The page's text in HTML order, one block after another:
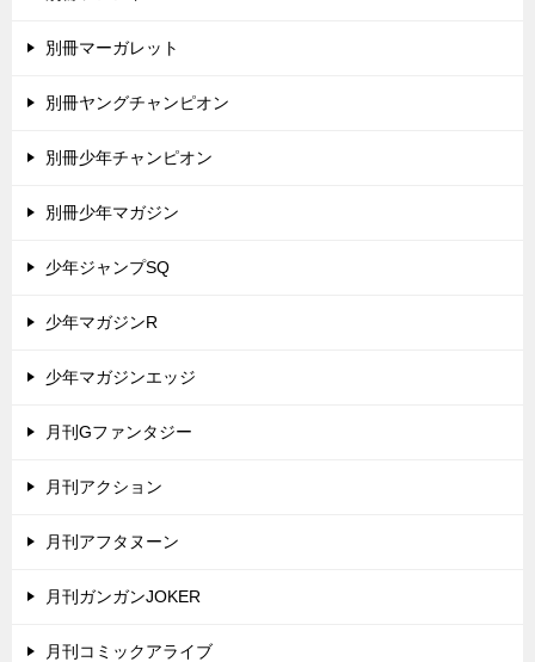
別冊マーガレット
別冊ヤングチャンピオン
別冊少年チャンピオン
別冊少年マガジン
少年ジャンプSQ
少年マガジンR
少年マガジンエッジ
月刊Gファンタジー
月刊アクション
月刊アフタヌーン
月刊ガンガンJOKER
月刊コミックアライブ